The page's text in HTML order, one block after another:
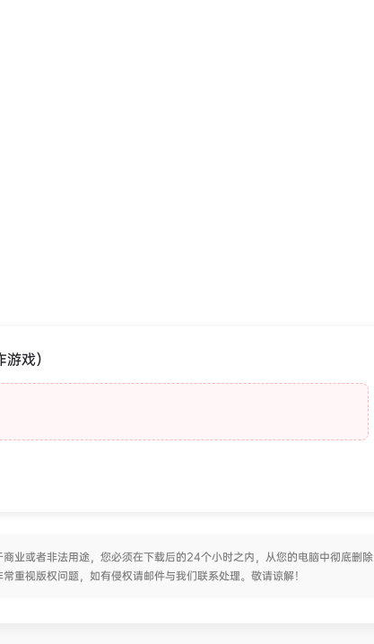
戏）
业或者非法用途，您必须在下载后的24个小时之内，从您的电脑中彻底删除
重视版权问题，如有侵权请邮件与我们联系处理。敬请谅解！